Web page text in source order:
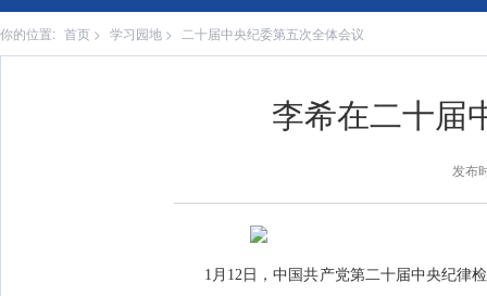
你的位置: 首页 > 学习园地 > 二十届中央纪委第五次全体会议
李希在二十届
发布
1月12日，中国共产党第二十届中央纪律